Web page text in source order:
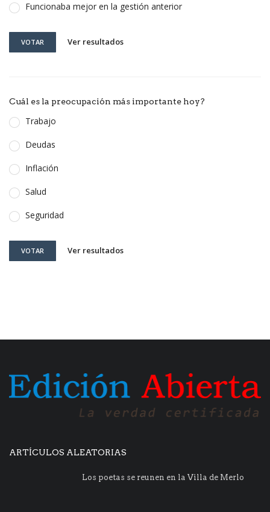
Funcionaba mejor en la gestión anterior
VOTAR Ver resultados
Cuál es la preocupación más importante hoy?
Trabajo
Deudas
Inflación
Salud
Seguridad
VOTAR Ver resultados
ARTÍCULOS ALEATORIAS
Los poetas se reunen en la Villa de Merlo